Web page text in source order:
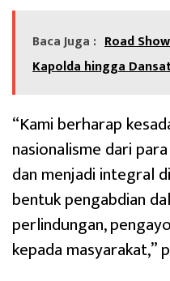
Baca Juga : Road
Kapolda hingga
“Kami berharap
nasionalisme dari
dan menjadi integral
bentuk pengabdian
perlindungan,
kepada masyarakat,”